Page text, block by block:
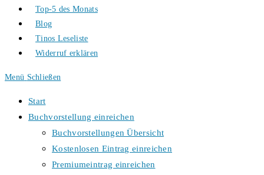
Top-5 des Monats
Blog
Tinos Leseliste
Widerruf erklären
Menü Schließen
Start
Buchvorstellung einreichen
Buchvorstellungen Übersicht
Kostenlosen Eintrag einreichen
Premiumeintrag einreichen